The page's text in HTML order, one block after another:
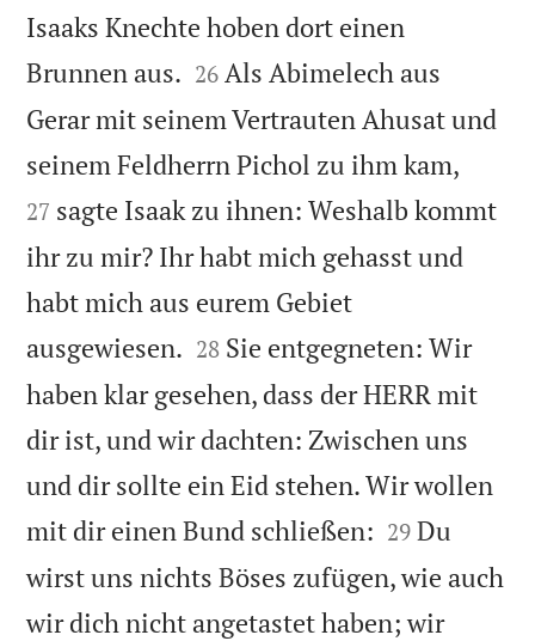
Isaaks Knechte hoben dort einen
Brunnen aus. 

26 Als Abimelech aus
Gerar mit seinem Vertrauten Ahusat und
seinem Feldherrn Pichol zu ihm kam,
27 sagte Isaak zu ihnen: Weshalb kommt
ihr zu mir? Ihr habt mich gehasst und
habt mich aus eurem Gebiet
ausgewiesen. 

28 Sie entgegneten: Wir
haben klar gesehen, dass der HERR mit
dir ist, und wir dachten: Zwischen uns
und dir sollte ein Eid stehen. Wir wollen
mit dir einen Bund schließen: 

29 Du
wirst uns nichts Böses zufügen, wie auch
wir dich nicht angetastet haben; wir